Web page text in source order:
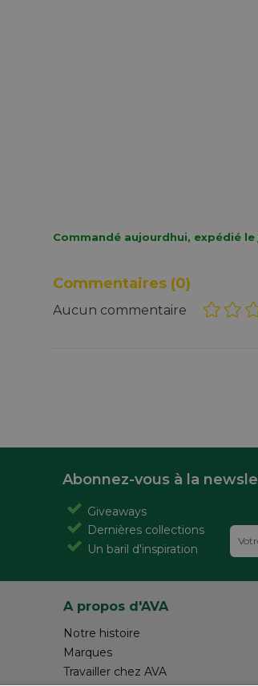
Commandé aujourdhui, expédié
Commentaires (0)
Aucun commentaire
Abonnez-vous à la
Giveaways
Dernières collections
Un baril d'inspiration
A propos d'AVA
Notre histoire
Marques
Travailler chez AVA